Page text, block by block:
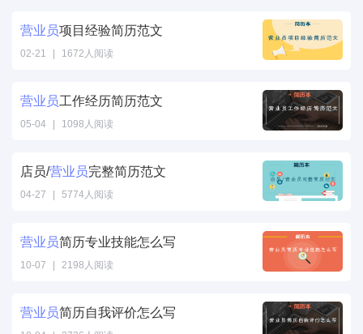
营业员项目经验简历范文
02-21 1672人阅读
营业员工作经历简历范文
05-04 1098人阅读
店员/营业员完整简历范文
04-27 5774人阅读
营业员简历专业技能怎么写
10-07 2198人阅读
营业员简历自我评价怎么写